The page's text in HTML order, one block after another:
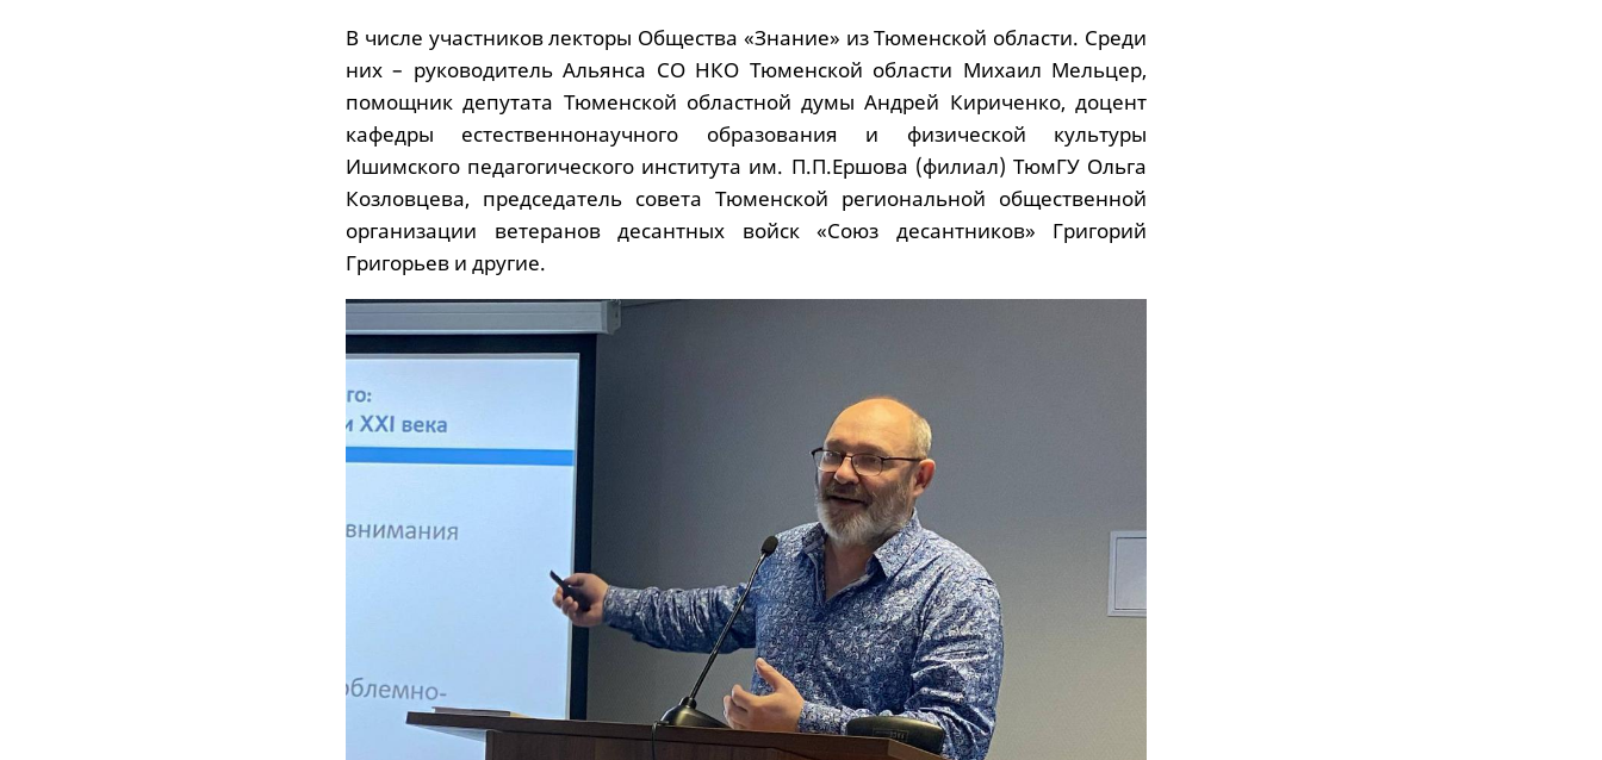
В числе участников лекторы Общества «Знание» из Тюменской области. Среди
них – руководитель Альянса СО НКО Тюменской области Михаил Мельцер,
помощник депутата Тюменской областной думы Андрей Кириченко, доцент
кафедры естественнонаучного образования и физической культуры
Ишимского педагогического института им. П.П.Ершова (филиал) ТюмГУ Ольга
Козловцева, председатель совета Тюменской региональной общественной
организации ветеранов десантных войск «Союз десантников» Григорий
Григорьев и другие.